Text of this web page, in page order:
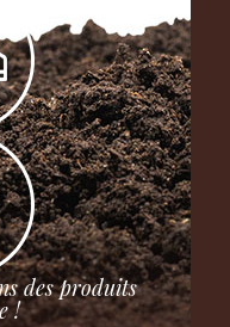
des produits
!